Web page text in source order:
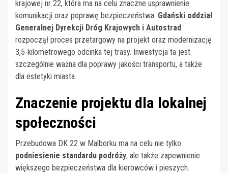
krajowej nr 22, która ma na celu znaczne usprawnienie
komunikacji oraz poprawę bezpieczeństwa. Gdański oddział
Generalnej Dyrekcji Dróg Krajowych i Autostrad
rozpoczął proces przetargowy na projekt oraz modernizację
3,5-kilometrowego odcinka tej trasy. Inwestycja ta jest
szczególnie ważna dla poprawy jakości transportu, a także
dla estetyki miasta.
Znaczenie projektu dla lokalnej
społeczności
Przebudowa DK 22 w Malborku ma na celu nie tylko
podniesienie standardu podróży, ale także zapewnienie
większego bezpieczeństwa dla kierowców i pieszych.